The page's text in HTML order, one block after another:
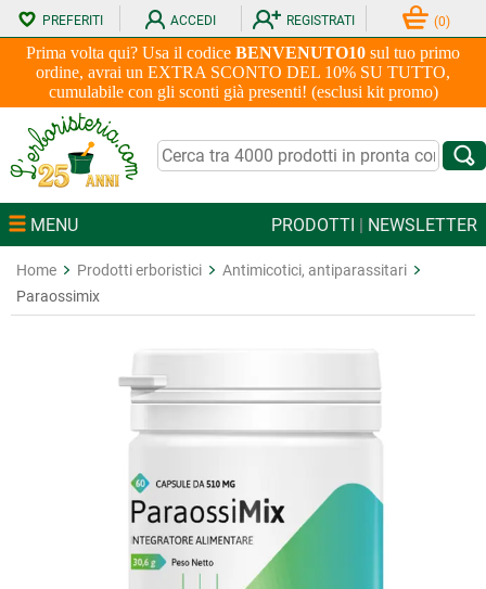
Prima volta qui? Usa il codice BENVENUTO10 sul tuo primo
ordine, avrai un EXTRA SCONTO DEL 10% SU TUTTO,
cumulabile con gli sconti già presenti! (esclusi kit promo)
PREFERITI ACCEDI REGISTRATI (0)
MENU PRODOTTI | NEWSLETTER
Home Prodotti erboristici
Antimicotici, antiparassitari
Paraossimix